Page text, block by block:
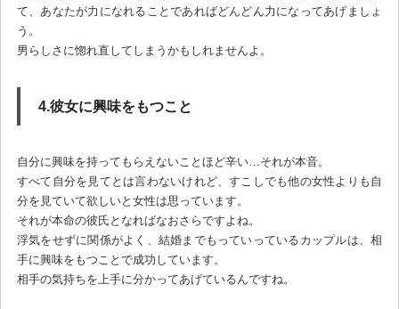
て、あなたが力になれることであればどんどん力になってあげましょ
う。
男らしさに惚れ直してしまうかもしれませんよ。
4.彼女に興味をもつこと
自分に興味を持ってもらえないことほど辛い…それが本音。
すべて自分を見てとは言わないけれど、すこしでも他の女性よりも自
分を見ていて欲しいと女性は思っています。
それが本命の彼氏となればなおさらですよね。
浮気をせずに関係がよく、結婚までもっていっているカップルは、相
手に興味をもつことで成功しています。
相手の気持ちを上手に分かってあげているんですね。